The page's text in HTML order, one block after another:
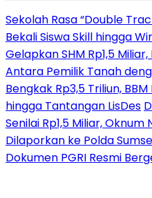
Sekolah Rasa “Double
Bekali Siswa Skill hingga
Gelapkan SHM Rp1,5
Antara Pemilik Tanah
Bengkak Rp3,5 Triliun,
hingga Tantangan LisDes
Senilai Rp1,5 Miliar,
Dilaporkan ke Polda
Dokumen PGRI Resmi